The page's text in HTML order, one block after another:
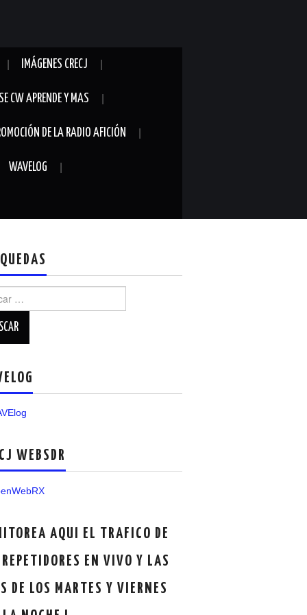
IMÁGENES CRECJ
CW APRENDE Y MAS
DE LA RADIO AFICIÓN
WAVELOG
WEBSDR
AQUI EL TRAFICO DE
REPETIDORES EN VIVO Y LAS
DE LOS MARTES Y VIERNES